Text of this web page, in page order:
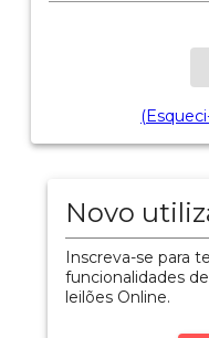
Novo
Inscreva-se para
funcionalidades
leilões Online.